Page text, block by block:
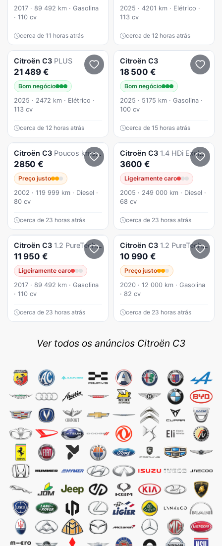
2017 · 89 492 km · Gasolina
· 110 cv
cerca de 11 horas atrás
2025 · 4201 km · Elétrico ·
113 cv
cerca de 12 horas atrás
Citroën C3 PLUS
21 489 €
Bom negócio
2025 · 2472 km · Elétrico ·
113 cv
cerca de 12 horas atrás
Citroën C3
18 500 €
Bom negócio
2025 · 5175 km · Gasolina ·
100 cv
cerca de 15 horas atrás
Citroën C3 Poucos kms muito estimado.(apenas 117.500kms)
2850 €
Preço justo
2002 · 119 999 km · Diesel ·
80 cv
cerca de 23 horas atrás
Citroën C3 1.4 HDi Exclusive
3600 €
Ligeiramente caro
2005 · 249 000 km · Diesel ·
68 cv
cerca de 23 horas atrás
Citroën C3 1.2 PureTech Shine EAT6
11 950 €
Ligeiramente caro
2017 · 89 492 km · Gasolina
· 110 cv
cerca de 23 horas atrás
Citroën C3 1.2 PureTech Shine
10 990 €
Preço justo
2020 · 12 000 km · Gasolina
· 82 cv
cerca de 23 horas atrás
Ver todos os anúncios Citroën C3